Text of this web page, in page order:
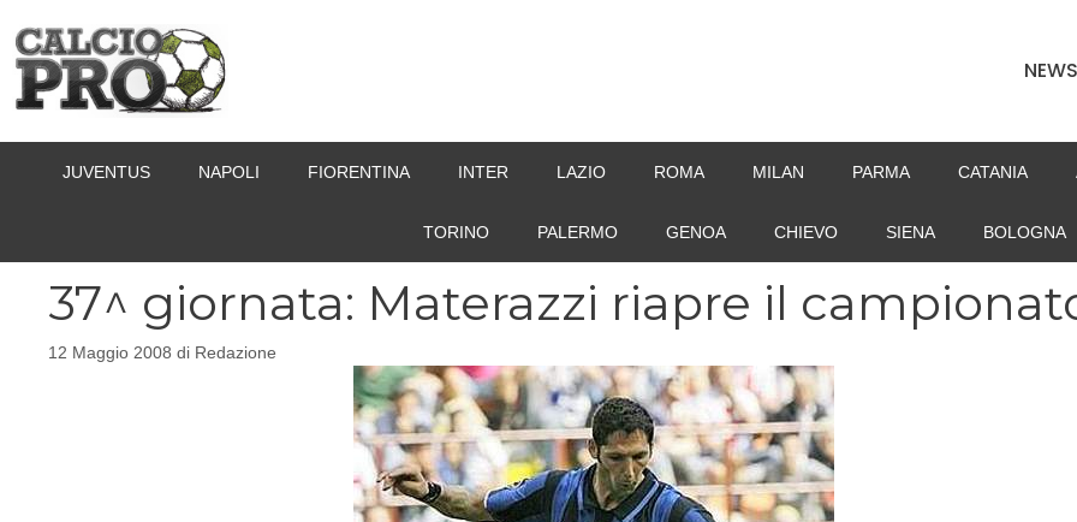
contenuto
NEWS
JUVENTUS NAPOLI FIORENTINA INTER LAZIO ROMA MILAN PARMA CATANIA
TORINO PALERMO GENOA CHIEVO SIENA BOLOGNA
37^ giornata: Materazzi riapre il
12 Maggio 2008 di Redazione